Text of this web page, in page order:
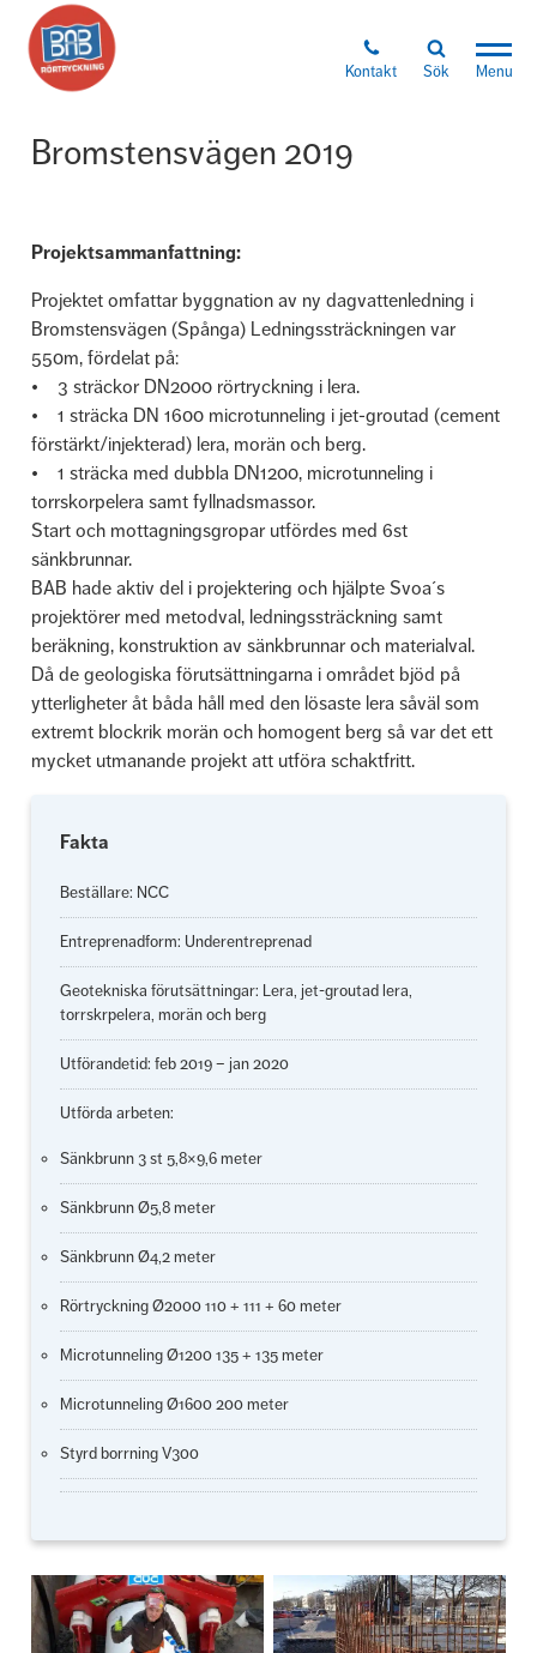
Kontakt Sök Menu
Bromstensvägen 2019
Projektsammanfattning:
Projektet omfattar byggnation av ny dagvattenledning i
Bromstensvägen (Spånga) Ledningssträckningen var
550m, fördelat på:
• 3 sträckor DN2000 rörtryckning i lera.
• 1 sträcka DN 1600 microtunneling i jet-groutad (cement
förstärkt/injekterad) lera, morän och berg.
• 1 sträcka med dubbla DN1200, microtunneling i
torrskorpelera samt fyllnadsmassor.
Start och mottagningsgropar utfördes med 6st
sänkbrunnar.
BAB hade aktiv del i projektering och hjälpte Svoa´s
projektörer med metodval, ledningssträckning samt
beräkning, konstruktion av sänkbrunnar och materialval.
Då de geologiska förutsättningarna i området bjöd på
ytterligheter åt båda håll med den lösaste lera såväl som
extremt blockrik morän och homogent berg så var det ett
mycket utmanande projekt att utföra schaktfritt.
Fakta
Beställare: NCC
Entreprenadform: Underentreprenad
Geotekniska förutsättningar: Lera, jet-groutad lera,
torrskrpelera, morän och berg
Utförandetid: feb 2019 – jan 2020
Utförda arbeten:
Sänkbrunn 3 st 5,8×9,6 meter
Sänkbrunn Ø5,8 meter
Sänkbrunn Ø4,2 meter
Rörtryckning Ø2000 110 + 111 + 60 meter
Microtunneling Ø1200 135 + 135 meter
Microtunneling Ø1600 200 meter
Styrd borrning V300